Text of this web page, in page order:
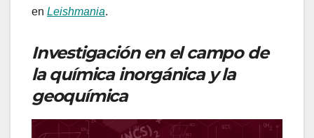
en Leishmania.
Investigación en el campo de
la química inorgánica y la
geoquímica